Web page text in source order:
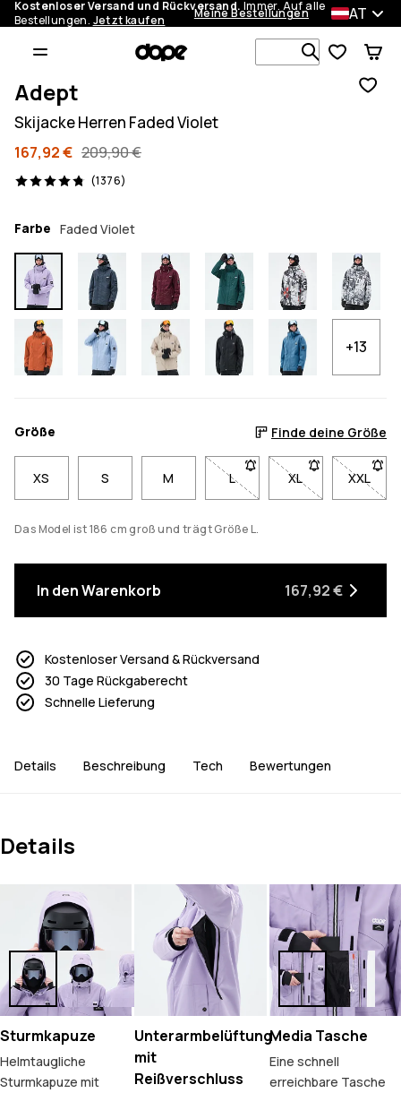
Kostenloser Versand und Rückversand. Immer. Auf alle
Bestellungen. Jetzt kaufen Meine Bestellungen AT
Adept
Skijacke Herren Faded Violet
167,92 € 209,90 €
(1376)
1376 Reviews, 4.8/5
Farbe Faded Violet
+13
Größe Finde deine Größe
XS S M L- Größe L nicht verfügbar.
XL- Größe XL nicht
XXL
-
Das Model ist 186 cm groß und trägt Größe L.
In den Warenkorb 167,92 €
Kostenloser Versand & Rückversand
30 Tage Rückgaberecht
Schnelle Lieferung
Details Beschreibung Tech Bewertungen
Details
Sturmkapuze
Helmtaugliche
Sturmkapuze mit
Unterarmbelüftung
mit
Reißverschluss
Media Tasche
Eine schnell
erreichbare Tasche